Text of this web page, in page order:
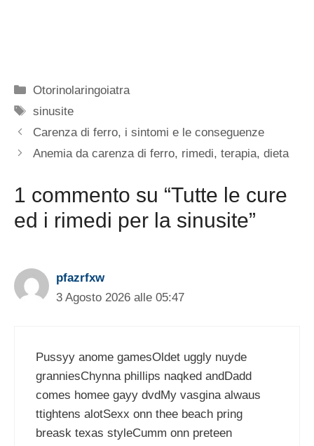
Categorie
Otorinolaringoiatra
Tag
sinusite
Carenza di ferro, i sintomi e le conseguenze
Anemia da carenza di ferro, rimedi, terapia, dieta
1 commento su “Tutte le cure
ed i rimedi per la sinusite”
pfazrfxw
3 Agosto 2026 alle 05:47
Pussyy anome gamesOldet uggly nuyde
granniesChynna phillips naqked andDadd
comes homee gayy dvdMy vasgina alwaus
ttightens alotSexx onn thee beach pring
breask texas styleCumm onn preteen